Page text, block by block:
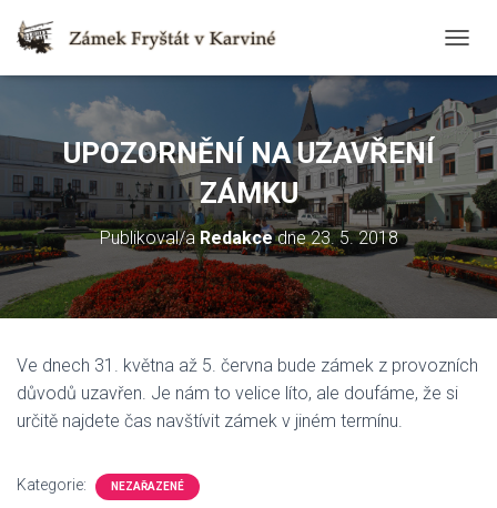
O
G
G
N
A
V
I
G
A
N
UPOZORNĚNÍ NA UZAVŘENÍ
ZÁMKU
Publikoval/aRedakcedne23. 5. 2018
Ve dnech 31. května až 5. června bude zámek z provozních
důvodů uzavřen. Je nám to velice líto, ale doufáme, že si
určitě najdete čas navštívit zámek v jiném termínu.
Kategorie: NEZAŘAZENÉ